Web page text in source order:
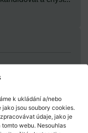
k ukládání a/nebo
jsou soubory cookies.
údaje, jako je
webu. Nesouhlas